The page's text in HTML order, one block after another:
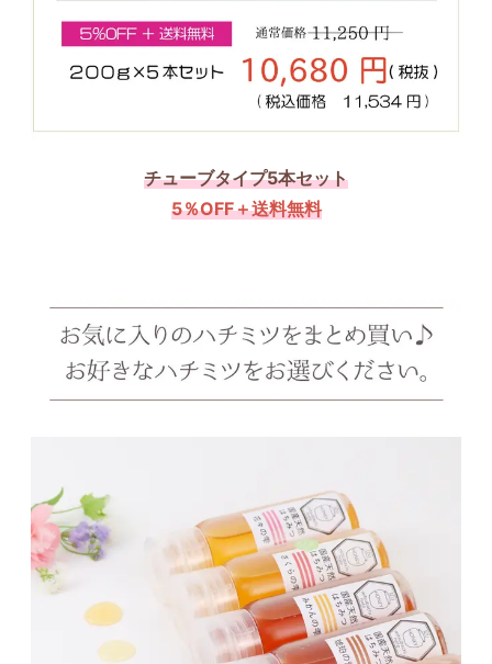
チューブタイプ5本セット
5％OFF＋送料無料